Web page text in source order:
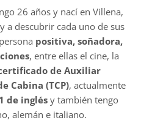
26 años y nací en Villena,
a descubrir cada uno de sus
positiva, soñadora,
, entre ellas el cine, la
de Auxiliar
Cabina (TCP), actualmente
de inglés y también tengo
alemán e italiano.